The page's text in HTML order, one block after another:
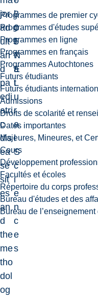
Programmes de premier
Programmes d'études
Programmes en ligne
Programmes en français
Programmes Autochtones
Futurs étudiants
Futurs étudiants
Admissions
Droits de scolarité et
Dates importantes
Majeures, Mineures, et
Cours
Développement
Facultés et écoles
Répertoire du corps
Bureau d'études et des
Bureau de
jor
ad
ult
an
d
pa
edi
atri
c
dis
ea
se
sit
es
an
d
the
me
tho
dol
og
3
0
5
7
E
L
l
o
f
N
a
t
u
r
a
l
S
c
i
e
n
c
e
s